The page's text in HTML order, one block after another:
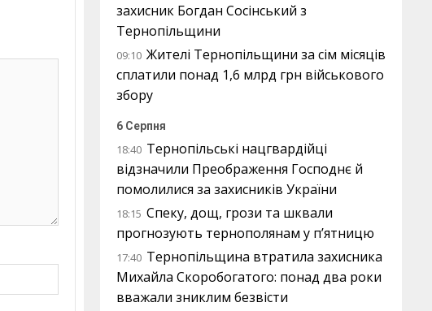
захисник Богдан Сосінський з
Тернопільщини
09:10 Жителі Тернопільщини за сім місяців
сплатили понад 1,6 млрд грн військового
збору
6 Серпня
18:40 Тернопільські нацгвардійці
відзначили Преображення Господнє й
помолилися за захисників України
18:15 Спеку, дощ, грози та шквали
прогнозують тернополянам у п’ятницю
17:40 Тернопільщина втратила захисника
Михайла Скоробогатого: понад два роки
вважали зниклим безвісти